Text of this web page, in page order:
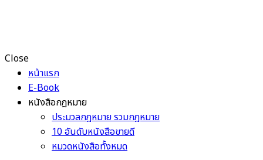
Close
หน้าแรก
E-Book
หนังสือกฎหมาย
ประมวลกฎหมาย รวมกฎหมาย
10 อันดับหนังสือขายดี
หมวดหนังสือทั้งหมด